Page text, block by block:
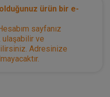
ürün bir e-
sayfanız
ve
Adresinize